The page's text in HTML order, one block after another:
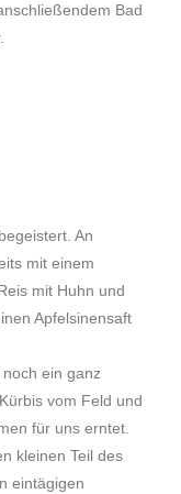
Bad
An
mit einem
mit Huhn und
Apfelsinensaft
ein ganz
vom Feld und
für uns erntet.
kleinen Teil des
eintägigen